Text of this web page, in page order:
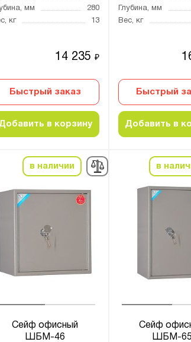
мм
280
кг
13
14 235 ₽
Быстрый заказ
в корзину
Глубина, мм
Вес, кг
Быстрый
Добавить в
в наличии
Сейф офисный
ШБМ-46
в
Сейф
ШБМ-65